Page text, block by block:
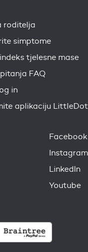
roditelja
simptome
tjelesne mase
FAQ
in
aplikaciju LittleDot
Facebook
Instagram
LinkedIn
Youtube